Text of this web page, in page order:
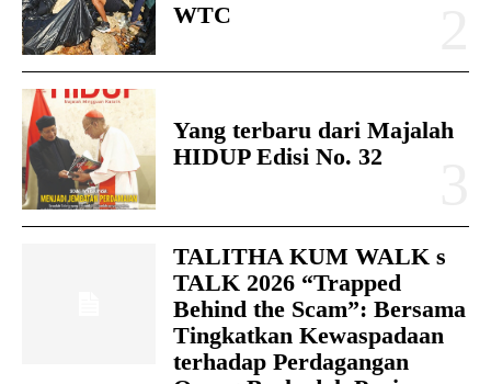
WTC
Yang terbaru dari Majalah
HIDUP Edisi No. 32
TALITHA KUM WALK s
TALK 2026 “Trapped
Behind the Scam”: Bersama
Tingkatkan Kewaspadaan
terhadap Perdagangan